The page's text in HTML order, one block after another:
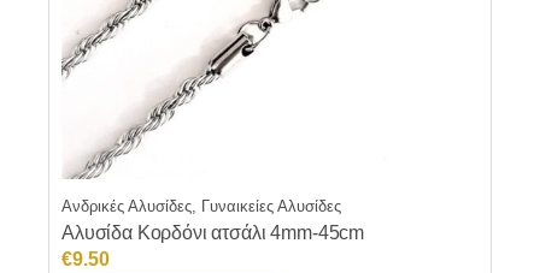
Ανδρικές Αλυσίδες, Γυναικείες Αλυσίδες
Αλυσίδα Κορδόνι ατσάλι 4mm-45cm
€9.50